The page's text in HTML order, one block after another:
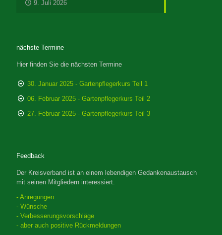
9. Juli 2026
nächste Termine
Hier finden Sie die nächsten Termine
30. Januar 2025 - Gartenpflegerkurs Teil 1
06. Februar 2025 - Gartenpflegerkurs Teil 2
27. Februar 2025 - Gartenpflegerkurs Teil 3
Feedback
Der Kreisverband ist an einem lebendigen Gedankenaustausch
mit seinen Mitgliedern interessiert.
- Anregungen
- Wünsche
- Verbesserungsvorschläge
- aber auch positive Rückmeldungen